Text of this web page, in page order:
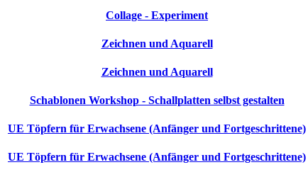
Collage - Experiment
Zeichnen und Aquarell
Zeichnen und Aquarell
Schablonen Workshop - Schallplatten selbst gestalten
UE Töpfern für Erwachsene (Anfänger und Fortgeschrittene)
UE Töpfern für Erwachsene (Anfänger und Fortgeschrittene)